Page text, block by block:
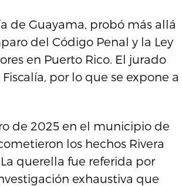
de Guayama, probó más allá
del Código Penal y la Ley
en Puerto Rico. El jurado
por lo que se expone a
de 2025 en el municipio de
los hechos Rivera
querella fue referida por
exhaustiva que